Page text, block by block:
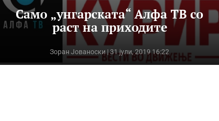
Само „унгарската“ Алфа ТВ со
раст на приходите
Зоран Јованоски| 31 јули, 2019 16:22